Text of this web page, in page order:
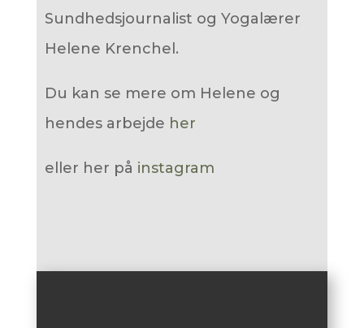
Sundhedsjournalist og Yogalærer
Helene Krenchel.
Du kan se mere om Helene og
hendes arbejde her
eller her på instagram